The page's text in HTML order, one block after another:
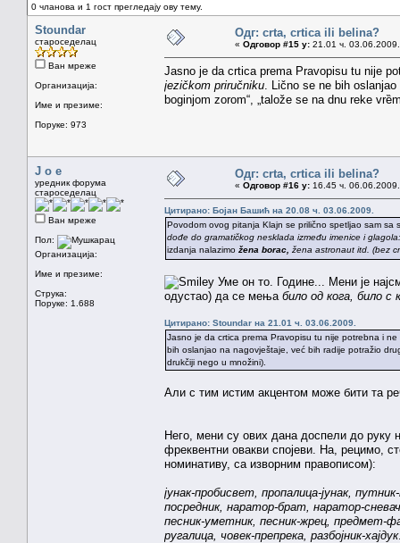
0 чланова и 1 гост прегледају ову тему.
Stoundar
староседелац
Ван мреже
Организација:
Име и презиме:
Поруке: 973
Одг: crta, crtica ili belina?
« Одговор #15 у: 21.01 ч.
Jasno je da crtica prema Pravopisu tu nije
jezičkom priručniku . Lično se ne bih
boginjom zorom“, „talože se na dnu reke
J o e
уредник форума
староседелац
Ван мреже
Пол:
Организација:
Име и презиме:
Струка:
Поруке: 1.688
Одг: crta, crtica ili belina?
« Одговор #16 у: 16.45 ч.
Цитирано: Бојан Башић на 20.08 ч. 03.06.2009.
Povodom ovog pitanja Klajn se prilično spetljao sam sa
dođe do gramatičkog nesklada između imenice i
izdanja nalazimo žena borac, žena astronaut itd. (bez
Уме он то. Године... Мени је
одустао) да се мења било од кога, било с
Цитирано: Stoundar на 21.01 ч. 03.06.2009.
Jasno je da crtica prema Pravopisu tu nije potrebna i
bih oslanjao na nagovještaje, već bih radije potražio
drukčiji nego u množini).
Али с тим истим акцентом може бити та
Него, мени су ових дана доспели до руку
фреквентни овакви спојеви. На, рецимо,
номинативу, са изворним правописом):
јунак-пробисвет, пропалица-јунак,
посредник, наратор-брат, наратор-
песник-уметник, песник-жрец, предмет-
ругалица, човек-препрека, разбојник-хајдук